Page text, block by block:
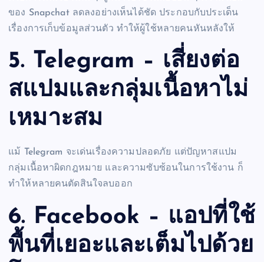
ของ Snapchat ลดลงอย่างเห็นได้ชัด ประกอบกับประเด็น
เรื่องการเก็บข้อมูลส่วนตัว ทำให้ผู้ใช้หลายคนหันหลังให้
5. Telegram – เสี่ยงต่อ
สแปมและกลุ่มเนื้อหาไม่
เหมาะสม
แม้ Telegram จะเด่นเรื่องความปลอดภัย แต่ปัญหาสแปม
กลุ่มเนื้อหาผิดกฎหมาย และความซับซ้อนในการใช้งาน ก็
ทำให้หลายคนตัดสินใจลบออก
6. Facebook – แอปที่ใช้
พื้นที่เยอะและเต็มไปด้วย